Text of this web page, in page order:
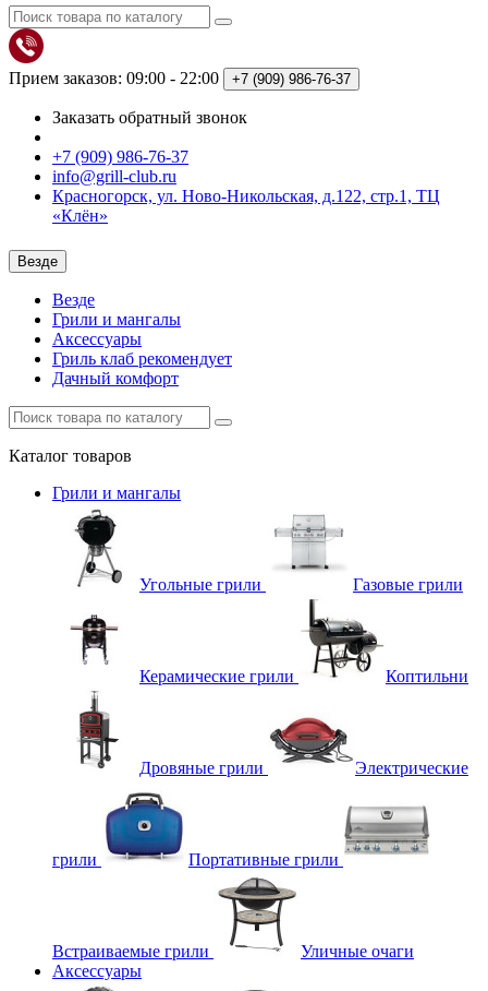
Прием заказов: 09:00 - 22:00 +7 (909) 986-76-37
Заказать обратный звонок
+7 (909) 986-76-37
info@grill-club.ru
Красногорск, ул. Ново-Никольская, д.122, стр.1, ТЦ
«Клён»
Везде
Везде
Грили и мангалы
Аксессуары
Гриль клаб рекомендует
Дачный комфорт
Каталог товаров
Грили и мангалы
Угольные грили Газовые грили
Керамические грили Коптильни
Дровяные грили Электрические
грили Портативные грили
Встраиваемые грили
Уличные очаги
Аксессуары